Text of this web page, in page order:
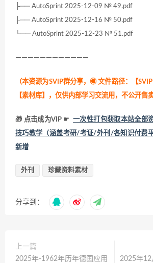
├── AutoSprint 2025-12-09 № 49.pdf
├── AutoSprint 2025-12-16 № 50.pdf
└── AutoSprint 2025-12-23 № 51.pdf
————————————
（本资源为SVIP群分享，◉ 文件路径：【
【素材库】，仅供内部学习交流用，不公开售卖
🎁 点击成为VIP ☛ 一次性打包获取本站全部
技巧教学（涵盖考研/考证/外刊/各知识付费
新增
外刊 珍藏资料素材
分享到：
上一篇
2025年-1962年历年德国应用
2025年